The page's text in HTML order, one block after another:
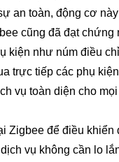
an toàn, động cơ
cũng đã đạt
kiện như núm điều
trực tiếp các phụ
vụ toàn diện cho
Zigbee để điều
vụ không cần lo